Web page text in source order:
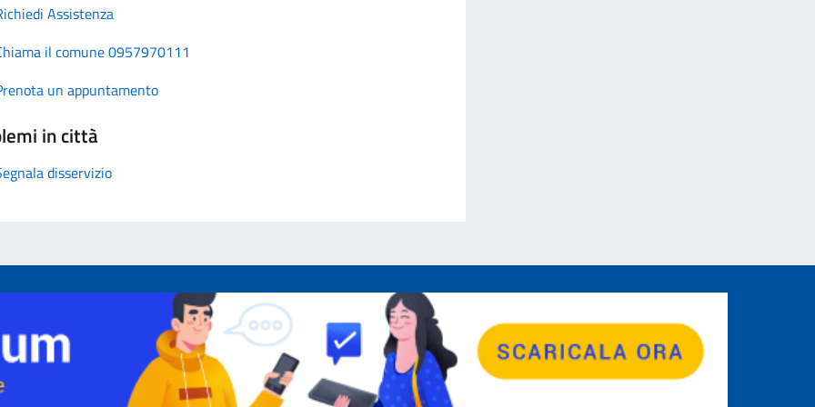
Assistenza
il comune 0957970111
un appuntamento
in città
disservizio